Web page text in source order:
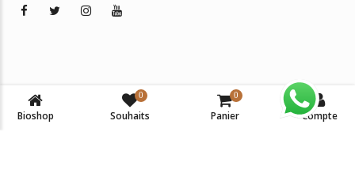
© 2026 BIOSHOP DAKAR. All Rights Reserved. -
Mentions
légales
Bioshop
0
Souhaits
0
Panier Compte